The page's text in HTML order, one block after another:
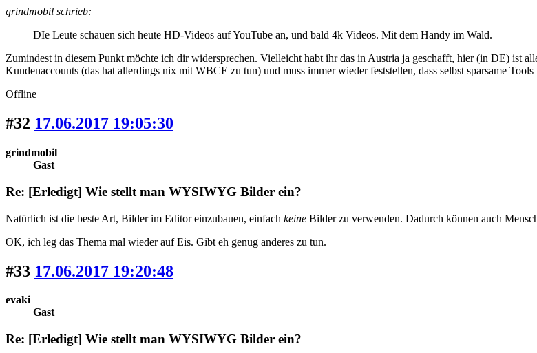
grindmobil schrieb:
DIe Leute schauen sich heute HD-Videos auf YouTube an, und bald 4k Videos. Mit dem Handy im Wald.
Zumindest in diesem Punkt möchte ich dir widersprechen. Vielleicht habt ihr das in Austria ja geschafft, hier (in DE) ist
Kundenaccounts (das hat allerdings nix mit WBCE zu tun) und muss immer wieder feststellen, dass selbst sparsame
Offline
#32 17.06.2017 19:05:30
grindmobil
Gast
Re: [Erledigt] Wie stellt man WYSIWYG Bilder ein?
Natürlich ist die beste Art, Bilder im Editor einzubauen, einfach keine Bilder zu verwenden. Dadurch können auch
OK, ich leg das Thema mal wieder auf Eis. Gibt eh genug anderes zu tun.
#33 17.06.2017 19:20:48
evaki
Gast
Re: [Erledigt] Wie stellt man WYSIWYG Bilder ein?